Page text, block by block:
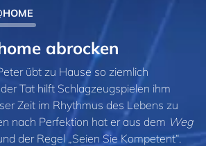
abrocken
übt zu Hause so ziemlich
Tat hilft Schlagzeugspielen ihm
Zeit im Rhythmus des Lebens zu
nach Perfektion hat er aus dem Weg
der Regel „Seien Sie Kompetent“.